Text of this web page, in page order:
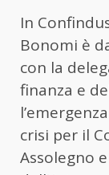
In
Bonomi è
con la
finanza e
crisi per il
Assolegno